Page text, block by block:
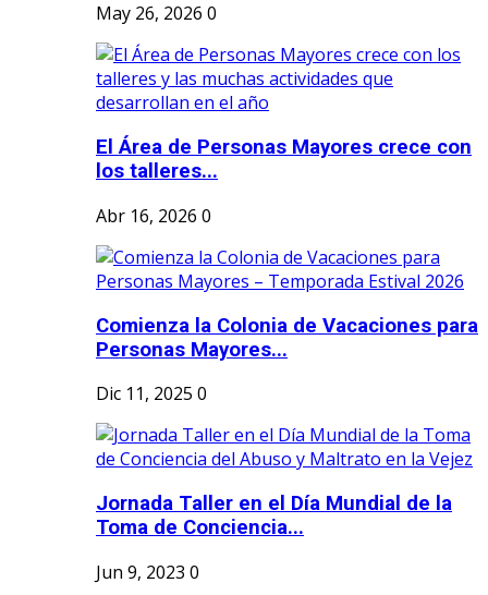
May 26, 2026 0
El Área de Personas Mayores crece con
los talleres...
Abr 16, 2026 0
Comienza la Colonia de Vacaciones para
Personas Mayores...
Dic 11, 2025 0
Jornada Taller en el Día Mundial de la
Toma de Conciencia...
Jun 9, 2023 0